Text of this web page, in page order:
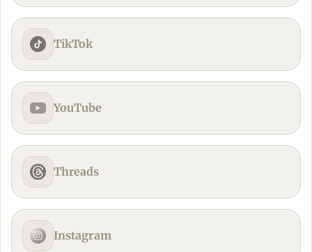
TikTok
YouTube
Threads
Instagram